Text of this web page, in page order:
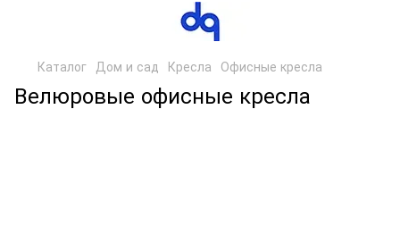
Каталог Дом и сад Кресла Офисные кресла
Велюровые офисные кресла